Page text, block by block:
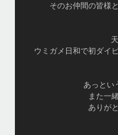
アイラン
最近投稿できてません
ツアーとケラマ体験ダ
毎日海へ
海が穏やかな日がずー
は最高の
昔よく潜りに来て下さ
才になったので一緒に
緒さ